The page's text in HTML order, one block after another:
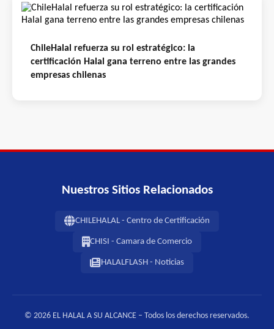
ChileHalal refuerza su rol estratégico: la
certificación Halal gana terreno entre las grandes
empresas chilenas
Nuestros Sitios Relacionados
CHILEHALAL - Centro de Certificación
CHISI - Camara de Comercio
HALALFLASH - Noticias
© 2026 EL HALAL A SU ALCANCE – Todos los derechos reservados.